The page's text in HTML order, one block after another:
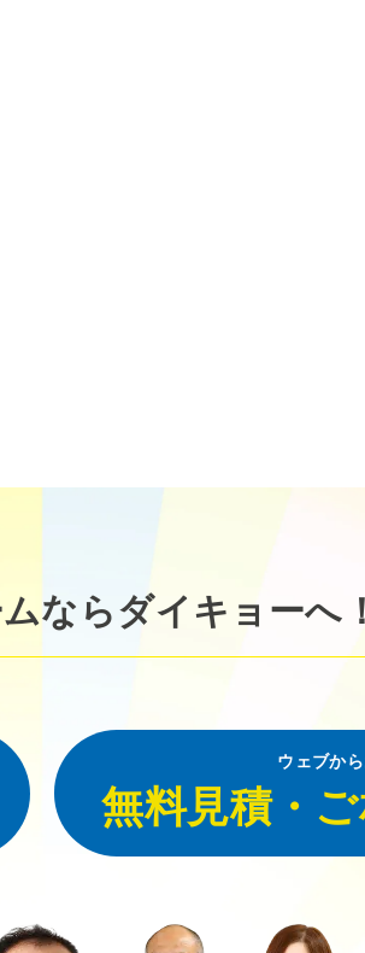
ならダイキョーへ！
ウェブか
無料見積・